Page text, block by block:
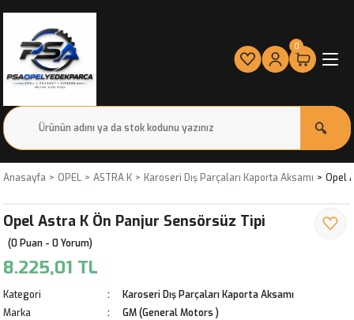
0
Anasayfa OPEL ASTRA K Karoseri Dış Parçaları Kaporta Aksamı Opel
Opel Astra K Ön Panjur Sensörsüz Tipi
(0 Puan - 0 Yorum)
8.225,01 TL
Kategori
Karoseri Dış Parçaları Kaporta Aksamı
Marka
GM (General Motors )